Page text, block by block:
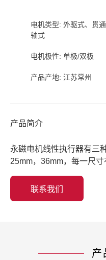
电机类型: 外驱式、贯
轴式
电机极性: 单极/双极
产品产地: 江苏常州
产品简介
永磁电机线性执行器有三
25mm，36mm，每一尺
联系我们
产